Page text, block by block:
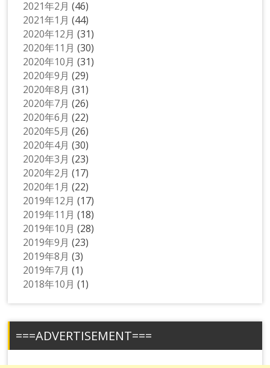
2021年2月 (46)
2021年1月 (44)
2020年12月 (31)
2020年11月 (30)
2020年10月 (31)
2020年9月 (29)
2020年8月 (31)
2020年7月 (26)
2020年6月 (22)
2020年5月 (26)
2020年4月 (30)
2020年3月 (23)
2020年2月 (17)
2020年1月 (22)
2019年12月 (17)
2019年11月 (18)
2019年10月 (28)
2019年9月 (23)
2019年8月 (3)
2019年7月 (1)
2018年10月 (1)
===ADVERTISEMENT===